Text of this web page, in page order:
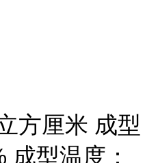
方厘米 成型
成型温度：